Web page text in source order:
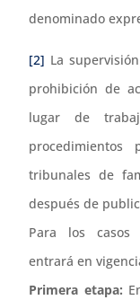
denominado
[2] La
prohibición de
lugar de
tribunales de
después de
Para los casos
entrará en
Primera etapa: